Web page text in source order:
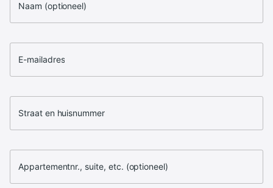
Naam (optioneel)
E-mailadres
Straat en huisnummer
Appartementnr., suite, etc. (optioneel)